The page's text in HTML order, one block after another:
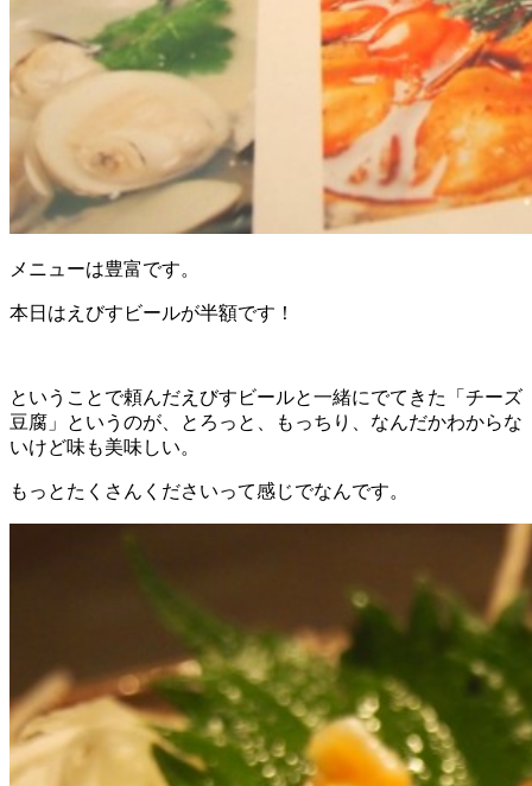
メニューは豊富です。
本日はえびすビールが半額です！
ということで頼んだえびすビールと一緒にでてきた「チーズ
豆腐」というのが、とろっと、もっちり、なんだかわからな
いけど味も美味しい。
もっとたくさんくださいって感じでなんです。